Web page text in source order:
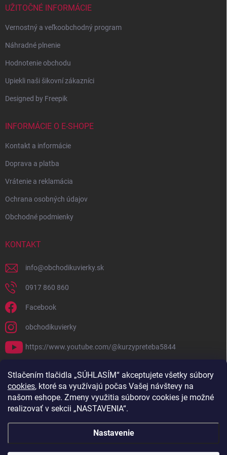
Stlačením tlačidla „SÚHLASÍM“ akceptujete všetky súbory
cookies, ktoré sa využívajú počas Vašej návštevy na
našom eshope. Zmeny využitia súborov cookies je možné
realizovať v sekcii „NASTAVENIA“.
Nastavenie
UŽITOČNÉ INFORMÁCIE
Vernostný a veľkoobchodný program
Náhradné plnenie
Hodnotenie obchodu
Upiekli naši šikovní zákazníci
Designed by Freepik
INFORMÁCIE O E-SHOPE
Kontakt a informácie
Doprava a platba
Vrátenie a reklamácia
Ochrana osobných údajov
Obchodné podmienky
KONTAKT
info@obchodikuvierky.sk
0917 860 860
Facebook
obchodikuvierky
https://www.youtube.com/@kurzypreteba5844
PRIJÍMAME ONLINE PLATBY
Copyright 2026Obchodík u Vierky. Všetky práva vyhradené.